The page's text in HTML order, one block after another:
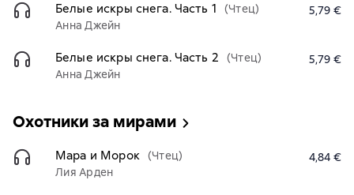
Белые искры снега. Часть 1
(Чтец)
Анна Джейн
5,79 €
Белые искры снега. Часть 2
(Чтец)
Анна Джейн
5,79 €
Охотники за мирами
Мара и Морок (Чтец)
Лия Арден
4,84 €